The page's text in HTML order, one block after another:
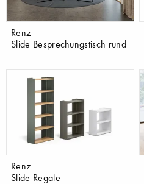
Renz
Slide Besprechungstisch rund
Renz
Slide Regale